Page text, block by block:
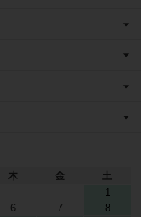
木 金
土
1
6 7
8